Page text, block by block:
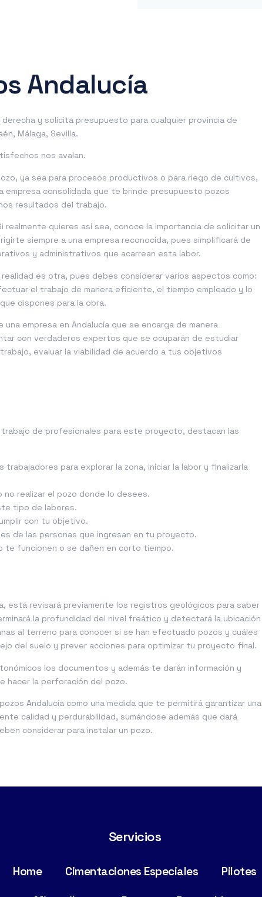
Andalucía
y solicita presupuesto para cualquier provincia de
, Málaga, Sevilla.
nos avalan.
ya sea para procesos productivos o para riego de cultivos,
consolidada que te brinde presupuesto pozos
resultados del trabajo.
realmente quieres así sea, conoce la importancia de solicitar un
siempre a una empresa reconocida, pues simplificará de
y administrativos que acarrean esta labor.
es otra, pues debes considerar varios aspectos como:
el trabajo de manera eficiente, el tiempo empleado y lo
dispones para la obra.
empresa en Andalucía que se encarga de manera
con verdaderos expertos que se ocuparán de estudiar
evaluar la viabilidad de acuerdo a tus objetivos
de profesionales para este proyecto, destacan las
para explorar la zona, iniciar la labor y finalizarla
realizar el pozo donde lo desees.
tipo de labores.
con tu objetivo.
de las personas que ingresan en tu proyecto.
te funcionen o se dañen en corto tiempo.
está revisará previamente los registros geológicos para saber
la profundidad del nivel freático y detectará la ubicación
al terreno para conocer si se han efectuado pozos y cuáles
del suelo y prever acciones para optimizar tu proyecto final.
los documentos y además te darán información y
hacer la perforación del pozo.
Andalucía como una medida que te permitirá garantizar una
calidad y perdurabilidad, sumándose además que dará
considerar para instalar un pozo.
Servicios
Home Cimentaciones Especiales
Pilotes